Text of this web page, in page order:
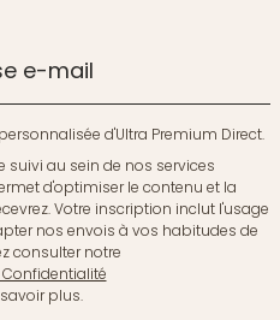
e-mail
d'Ultra Premium Direct.
suivi au sein de nos services
d'optimiser le contenu et la
Votre inscription inclut l'usage
nos envois à vos habitudes de
consulter notre
plus.